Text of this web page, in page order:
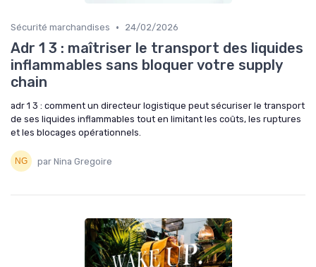
Sécurité marchandises • 24/02/2026
Adr 1 3 : maîtriser le transport des liquides
inflammables sans bloquer votre supply
chain
adr 1 3 : comment un directeur logistique peut sécuriser le transport
de ses liquides inflammables tout en limitant les coûts, les ruptures
et les blocages opérationnels.
par Nina Gregoire